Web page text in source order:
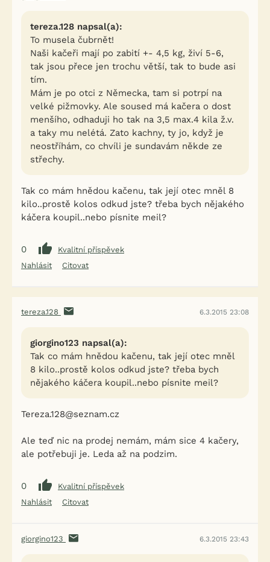
tereza.128 napsal(a):
To musela čubrnět!
Naši kačeři mají po zabití +- 4,5 kg, živí 5-6,
tak jsou přece jen trochu větší, tak to bude asi
tím.
Mám je po otci z Německa, tam si potrpí na
velké pižmovky. Ale soused má kačera o dost
menšího, odhaduji ho tak na 3,5 max.4 kila ž.v.
a taky mu nelétá. Zato kachny, ty jo, když je
neostříhám, co chvíli je sundavám někde ze
střechy.
Tak co mám hnědou kačenu, tak její otec mněl 8
kilo..prostě kolos odkud jste? třeba bych nějakého
káčera koupil..nebo písnite meil?
0
Kvalitní příspěvek
Nahlásit
Citovat
tereza.128 6.3.2015 23:08
giorgino123 napsal(a):
Tak co mám hnědou kačenu, tak její otec mněl
8 kilo..prostě kolos odkud jste? třeba bych
nějakého káčera koupil..nebo písnite meil?
Tereza.128@seznam.cz
Ale teď nic na prodej nemám, mám sice 4 kačery,
ale potřebuji je. Leda až na podzim.
0
Kvalitní příspěvek
Nahlásit
Citovat
giorgino123 6.3.2015 23:43